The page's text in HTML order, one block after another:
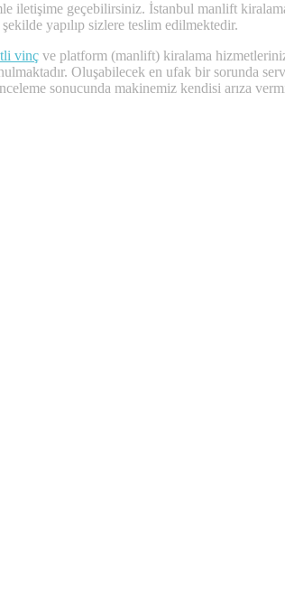
iletişime geçebilirsiniz. İstanbul manlift
yapılıp sizlere teslim edilmektedir.
vinç ve platform (manlift) kiralama
Oluşabilecek en ufak bir sorunda
sonucunda makinemiz kendisi arıza